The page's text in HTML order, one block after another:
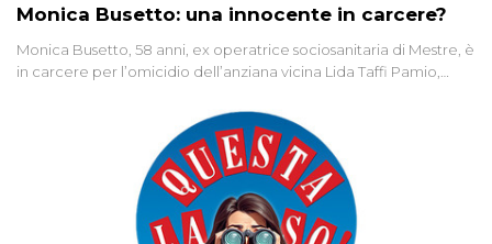
Monica Busetto: una innocente in carcere?
Monica Busetto, 58 anni, ex operatrice sociosanitaria di Mestre, è
in carcere per l’omicidio dell’anziana vicina Lida Taffi Pamio,
minuscola su una collanina, Monica si proclama innocente. Nel
2015 un’altra donna confessa lo stesso delitto, poi ritratta. Due
colpevoli per un solo omicidio: errore giudiziario o giustizia